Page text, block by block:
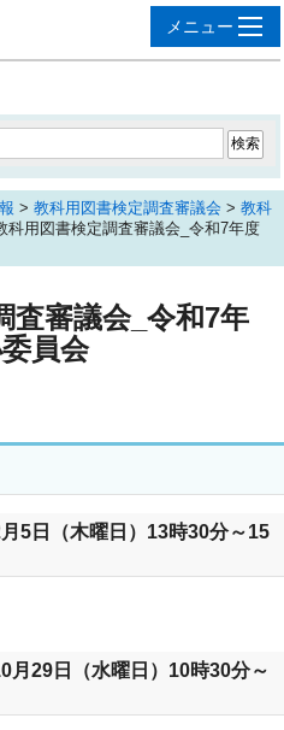
> 教科用図書検定調査審議会 > 教科
科用図書検定調査審議会_令和7年度
査審議会_令和7年
員会
5日（木曜日）13時30分～15
月29日（水曜日）10時30分～